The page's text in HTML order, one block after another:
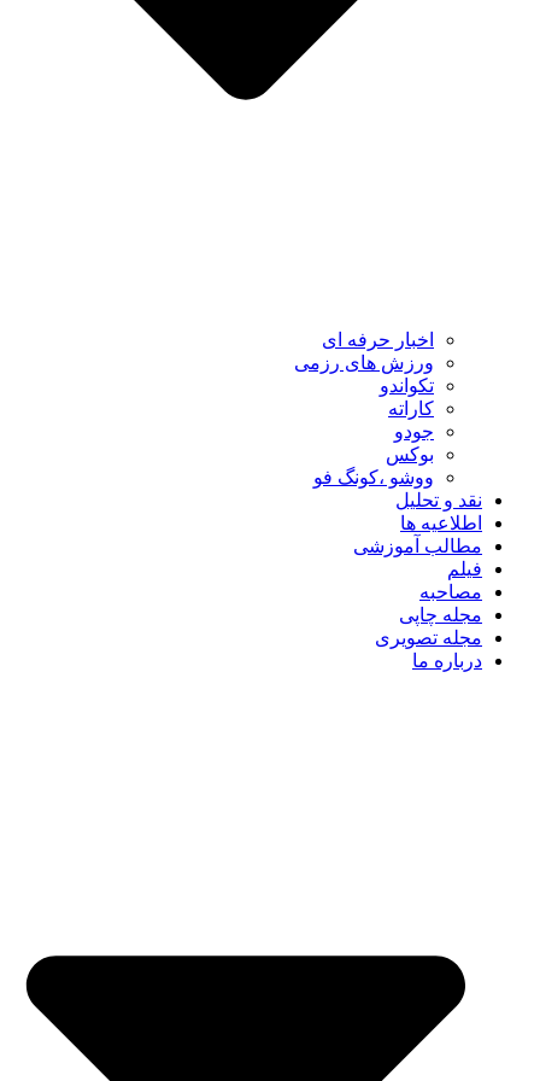
اخبار حرفه ای
ورزش های رزمی
تکواندو
کاراته
جودو
بوکس
ووشو ،کونگ فو
نقد و تحلیل
اطلاعیه ها
مطالب آموزشی
فیلم
مصاحبه
مجله چاپی
مجله تصویری
درباره ما